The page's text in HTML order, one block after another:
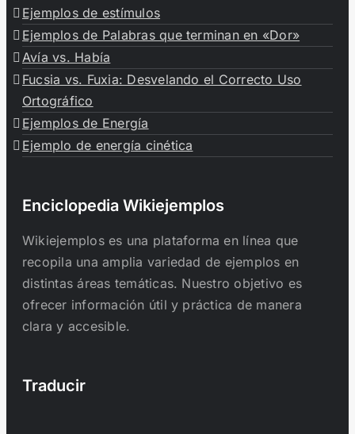
Ejemplos de estímulos
Ejemplos de Palabras que terminan en «Dor»
Avía vs. Había
Fucsia vs. Fuxia: Desvelando el Correcto Uso
Ortográfico
Ejemplos de Energía
Ejemplo de energía cinética
Enciclopedia Wikiejemplos
Wikiejemplos es una plataforma en línea que
recopila una amplia variedad de ejemplos en
distintas áreas temáticas. Nuestro objetivo es
ofrecer información útil y práctica de manera
clara y accesible.
Traducir